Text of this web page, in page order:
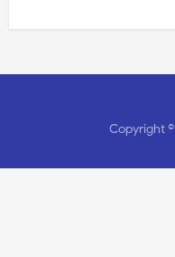
Copyright ©